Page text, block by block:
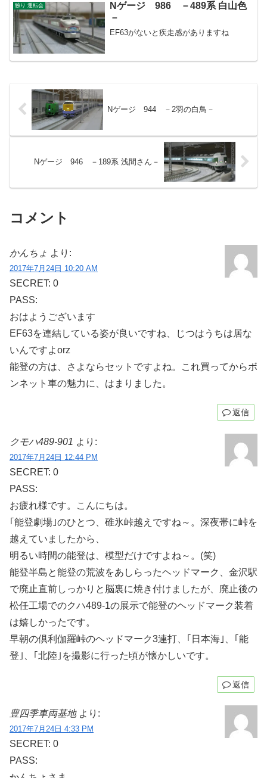
独り 運転会
Nゲージ 986 －489系 白山色
－
EF63がないと疾走感がありますね
Nゲージ 944 －2羽の白鳥－
Nゲージ 946 －189系 浅間さん－
コメント
かんちょ より:
2017年7月24日 10:20 AM
SECRET: 0
PASS:
おはようございます
EF63を連結している姿が良いですね、じつはうちは居な
いんですよorz
能登の方は、さよならセットですよね。これ買ってからボ
ンネット車の魅力に、はまりました。
返信
クモハ489-901 より:
2017年7月24日 12:44 PM
SECRET: 0
PASS:
お疲れ様です。こんにちは。
｢能登劇場｣のひとつ、碓氷峠越えですね～。深夜帯に峠を
越えていましたから、
明るい時間の能登は、模型だけですよね～。(笑)
能登半島と能登の荒波をあしらったヘッドマーク、金沢駅
で廃止直前しっかりと脳裏に焼き付けましたが、廃止後の
松任工場でのクハ489-1の展示で能登のヘッドマーク装着
は嬉しかったです。
早朝の倶利伽羅峠のヘッドマーク3連打、｢日本海｣、｢能
登｣、｢北陸｣を撮影に行った頃が懐かしいです。
返信
豊四季車両基地 より:
2017年7月24日 4:33 PM
SECRET: 0
PASS: